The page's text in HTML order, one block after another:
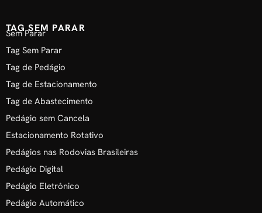
TAG SEM PARAR
Sem Parar
Tag Sem Parar
Tag de Pedágio
Tag de Estacionamento
Tag de Abastecimento
Pedágio sem Cancela
Estacionamento Rotativo
Pedágios nas Rodovias Brasileiras
Pedágio Digital
Pedágio Eletrônico
Pedágio Automático